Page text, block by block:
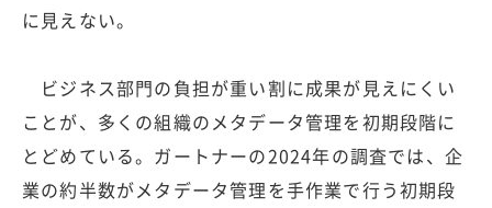
に見えない。
ビジネス部門の負担が重い割に成果が見えにくい
ことが、多くの組織のメタデータ管理を初期段階に
とどめている。ガートナーの2024年の調査では、企
業の約半数がメタデータ管理を手作業で行う初期段